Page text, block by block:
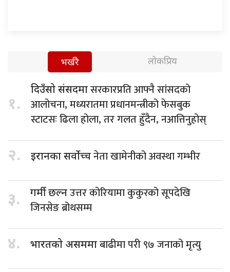
भर्खरै लोकप्रिय
१.
दिउँसो संसदमासरकारप्रति आफ्नै सांसदको
आलोचना, मध्यरातमा प्रधानमन्त्रीको फेसबुक
स्टाटसः ढिला होला, तर गलत हुँदैन, नआत्तिनुहोस्
२. इरानका सर्वोच्चनेता खामेनीको अवस्था गम्भीर
३. गर्मी छल्नउत्तर कोरियामा कुकुरको सूपदेखि
जिनसेङ ब्रोथसम्म
४. भारतको असममाबाढीमा परी ९७ जनाको मृत्यु